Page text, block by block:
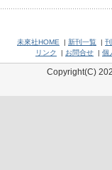
未來社HOME | 新刊一覧 |
リンク
| お問合せ | 個
Copyright(C)